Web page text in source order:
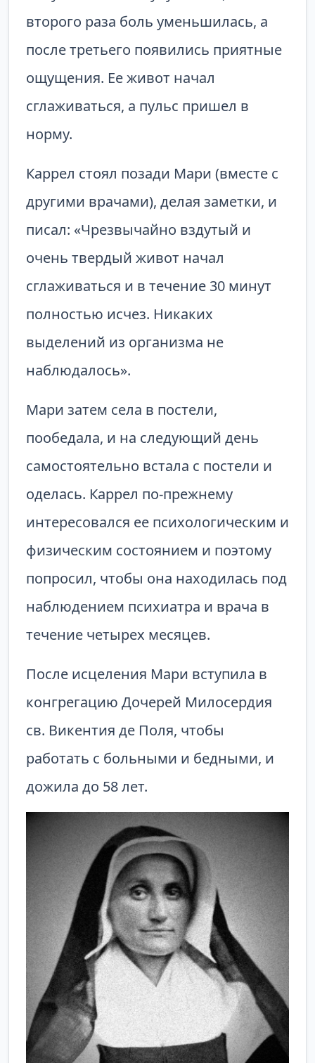
второго раза боль уменьшилась, а
после третьего появились приятные
ощущения. Ее живот начал
сглаживаться, а пульс пришел в
норму.
Каррел стоял позади Мари (вместе с
другими врачами), делая заметки, и
писал: «Чрезвычайно вздутый и
очень твердый живот начал
сглаживаться и в течение 30 минут
полностью исчез. Никаких
выделений из организма не
наблюдалось».
Мари затем села в постели,
пообедала, и на следующий день
самостоятельно встала с постели и
оделась. Каррел по-прежнему
интересовался ее психологическим и
физическим состоянием и поэтому
попросил, чтобы она находилась под
наблюдением психиатра и врача в
течение четырех месяцев.
После исцеления Мари вступила в
конгрегацию Дочерей Милосердия
св. Викентия де Поля, чтобы
работать с больными и бедными, и
дожила до 58 лет.